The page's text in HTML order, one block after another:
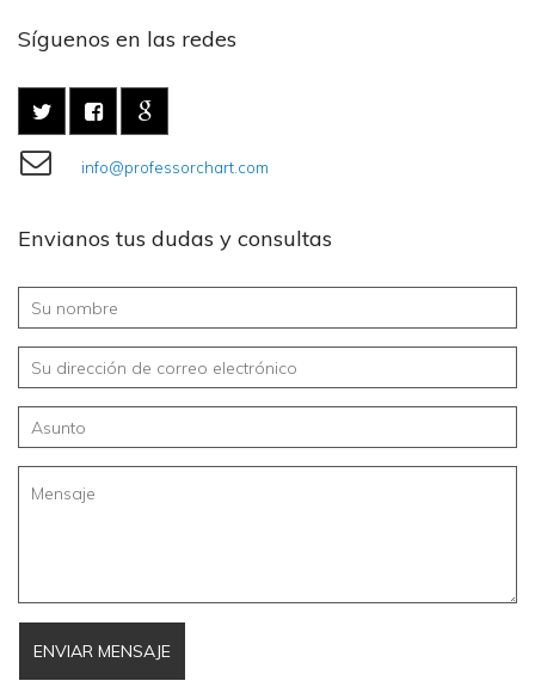
Síguenos en las redes
info@professorchart.com
Envianos tus dudas y consultas